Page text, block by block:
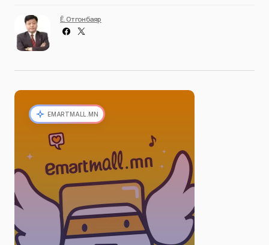
Ё. Отгонбаяр
EMARTMALL.MN